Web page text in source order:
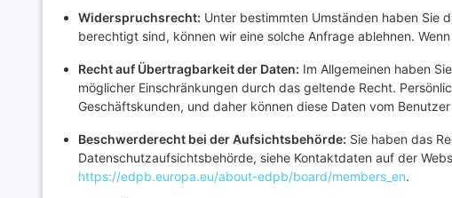
Widerspruchsrecht: Unter bestimmten Umständen haben Sie
berechtigt sind, können wir eine solche Anfrage ablehnen.
Recht auf Übertragbarkeit der Daten: Im Allgemeinen haben
möglicher Einschränkungen durch das geltende Recht.
Geschäftskunden, und daher können diese Daten vom
Beschwerderecht bei der Aufsichtsbehörde: Sie haben das
Datenschutzaufsichtsbehörde, siehe Kontaktdaten auf der
https://edpb.europa.eu/about-edpb/board/members_en.